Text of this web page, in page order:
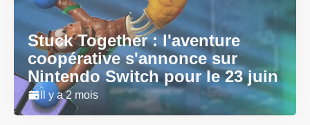
Stuck Together : l'aventure
coopérative s'annonce sur
Nintendo Switch pour le 23 juin
Il y a 2 mois